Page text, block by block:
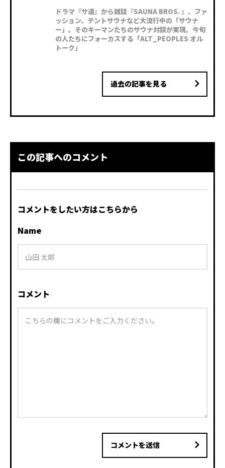
ドラマ『サ道』から雑誌『SAUNA BROS. 』、ファ
ッション、テントサウナなど大流行中の「サウナ
ー」。そのキーマンたちのサウナ対談が実現。今旬
の人たちにフォーカスする「ALT_PEOPLES オル
トーク」
過去の記事を見る
この記事へのコメント
コメントをしたい方はこちらから
コメント
Name
コメントを送信